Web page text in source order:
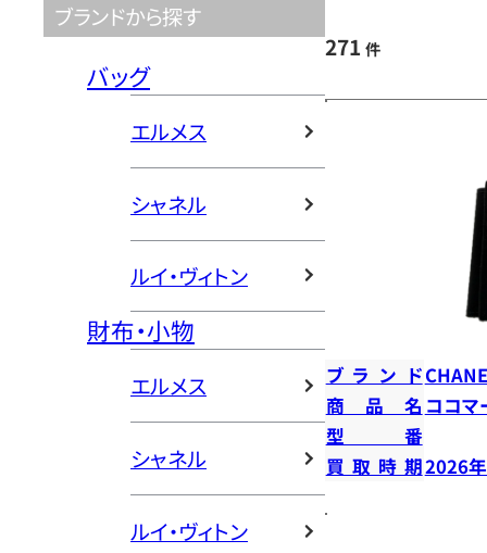
ブランドから探す
バッグ
エルメス
シャネル
ルイ・ヴィトン
財布・小物
エルメス
シャネル
ルイ・ヴィトン
271 件
ブランド
商品名 ココマ
型番
買取時期2026